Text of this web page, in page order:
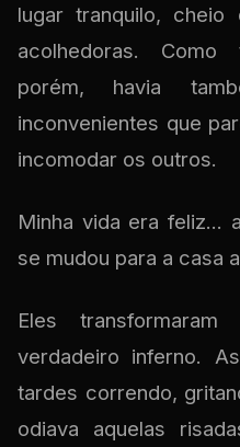
lugar tranquilo,
acolhedoras. Como
porém, havia
inconvenientes que
incomodar os outros.
Minha vida era feliz...
se mudou para a casa
Eles
verdadeiro inferno.
tardes correndo,
odiava aquelas